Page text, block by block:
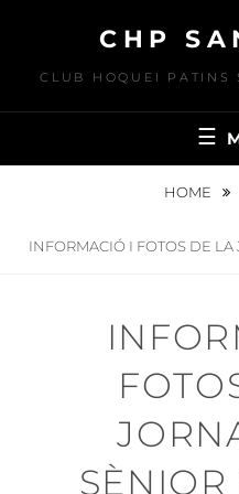
content
CHP
CLUB HOQUEI PATINS
HOME
INFORMACIÓ I FOTOS DE